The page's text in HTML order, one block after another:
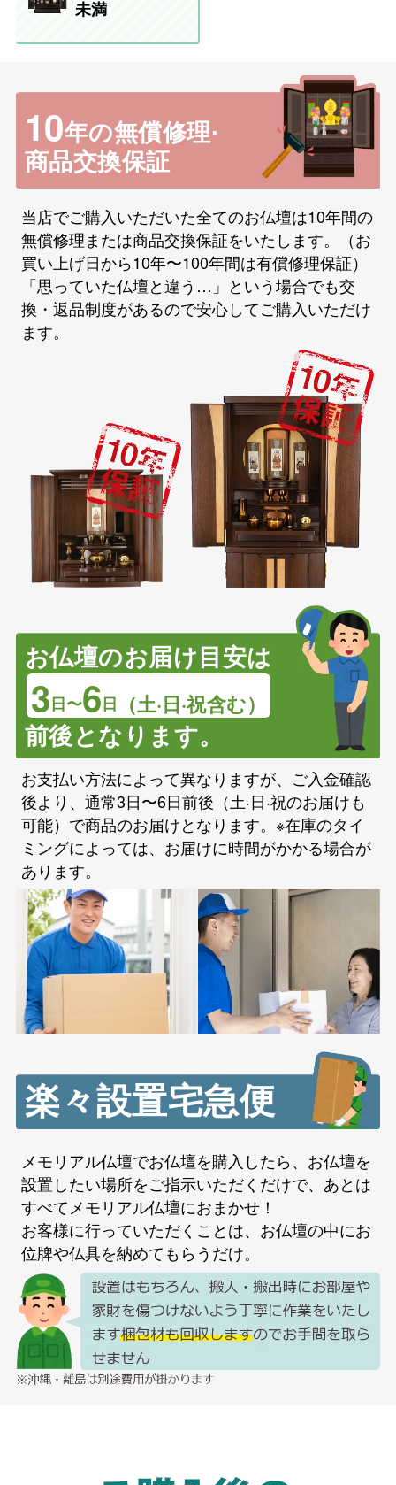
未満
10年の無償修理·
商品交換保証
当店でご購入いただいた全てのお仏壇は10年間の
無償修理または商品交換保証をいたします。（お
買い上げ日から10年〜100年間は有償修理保証）
「思っていた仏壇と違う…」という場合でも交
換・返品制度があるので安心してご購入いただけ
ます。
お仏壇のお届け目安は
3日〜6日 （土·日·祝含む）
前後となります。
お支払い方法によって異なりますが、ご入金確認
後より、通常3日〜6日前後（土·日·祝のお届けも
可能）で商品のお届けとなります。※在庫のタイ
ミングによっては、お届けに時間がかかる場合が
あります。
楽々設置宅急便
メモリアル仏壇でお仏壇を購入したら、お仏壇を
設置したい場所をご指示いただくだけで、あとは
すべてメモリアル仏壇におまかせ！
お客様に行っていただくことは、お仏壇の中にお
位牌や仏具を納めてもらうだけ。